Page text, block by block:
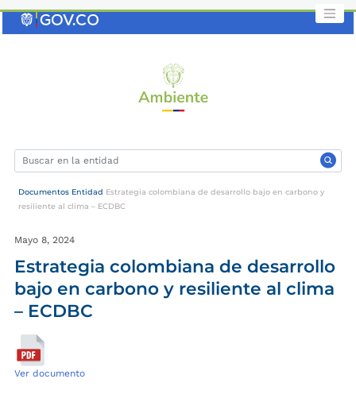
Documentos Entidad Estrategia colombiana de desarrollo bajo en carbono y
resiliente al clima – ECDBC
Mayo 8, 2024
Estrategia colombiana de desarrollo
bajo en carbono y resiliente al clima
– ECDBC
Ver documento